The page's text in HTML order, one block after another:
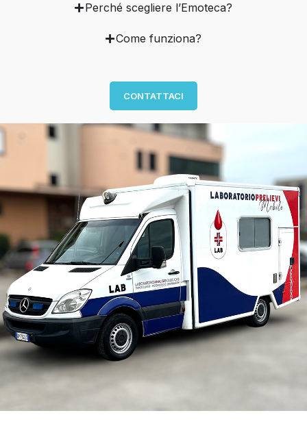
Perché scegliere l’Emoteca?
Come funziona?
CONTATTACI